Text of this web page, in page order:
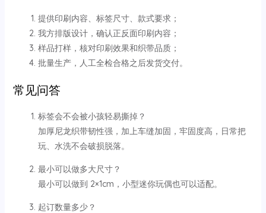
提供印刷内容、标签尺寸、款式要求；
我方排版设计，确认正反面印刷内容；
样品打样，核对印刷效果和织带品质；
批量生产，人工全检合格之后发货交付。
常见问答
标签会不会被小孩轻易撕掉？
加厚尼龙织带韧性强，加上车缝加固，牢固度高，日常把
玩、水洗不会破损脱落。
最小可以做多大尺寸？
最小可以做到 2×1cm，小型迷你玩偶也可以适配。
起订数量多少？